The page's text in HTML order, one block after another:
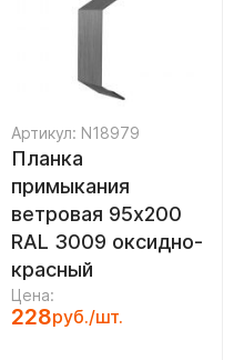
Артикул: N18979
Планка
примыкания
ветровая 95х200
RAL 3009 оксидно-
красный
Цена:
228руб./шт.